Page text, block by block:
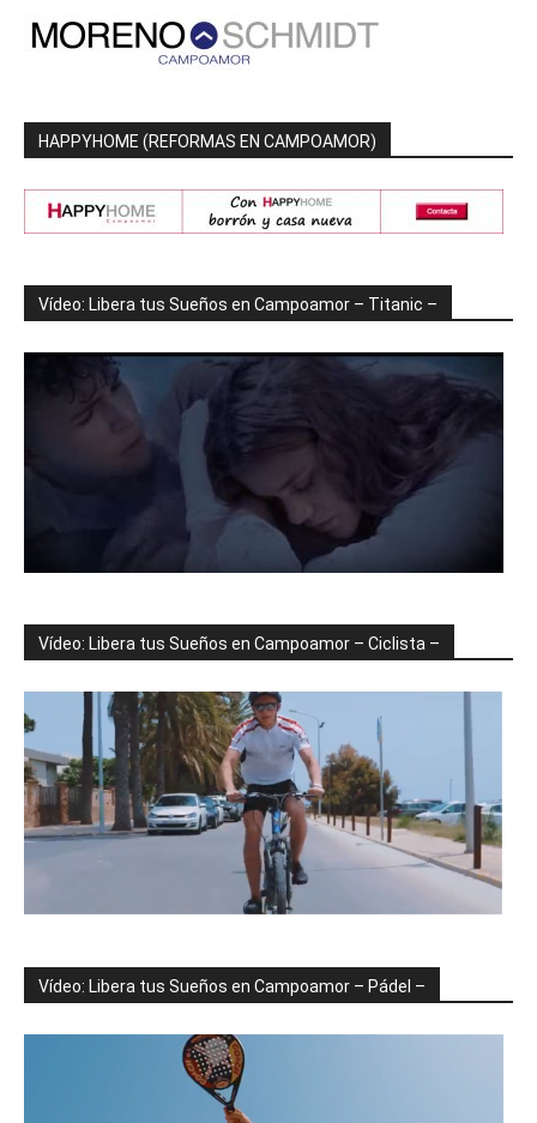
HAPPYHOME (REFORMAS EN CAMPOAMOR)
Vídeo: Libera tus Sueños en Campoamor – Titanic –
Vídeo: Libera tus Sueños en Campoamor – Ciclista –
Vídeo: Libera tus Sueños en Campoamor – Pádel –